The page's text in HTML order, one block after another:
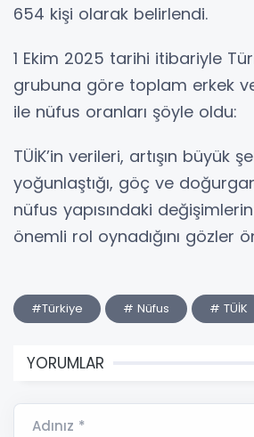
654 kişi olarak belirlendi.
1 Ekim 2025 tarihi itibariyle
grubuna göre toplam erkek
ile nüfus oranları şöyle oldu:
TÜİK’in verileri, artışın büyük
yoğunlaştığı, göç ve
nüfus yapısındaki
önemli rol oynadığını gözler
#Türkiye # Nüfus # TÜİK
YORUMLAR
Adınız *